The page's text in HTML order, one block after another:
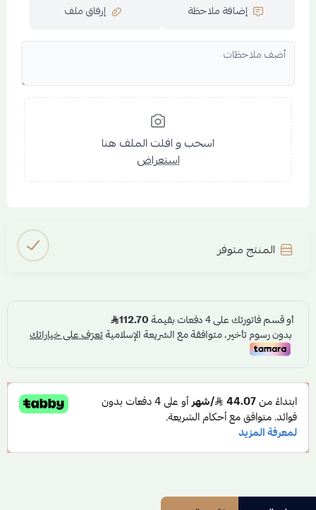
إضافة ملاحظة
إرفاق ملف
اسحب و افلت الملف هنا
استعراض
المنتج متوفر